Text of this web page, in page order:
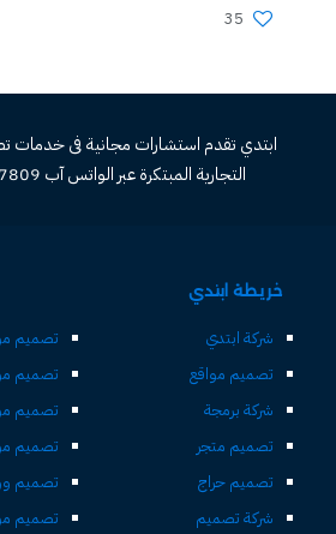
35
ابتدي تقدم استشارات مجانية فى خدمات
التجارية المبتكرة عبر الواتس آب 00966582577809
خريطة ابتدي
شركة ابتدي
تصميم مواقع
شركة برمجة
تصميم متجر
تصميم حراج
شركة تصميم
تصميم
تصميم
تصميم
تصميم
تصميم
تصميم